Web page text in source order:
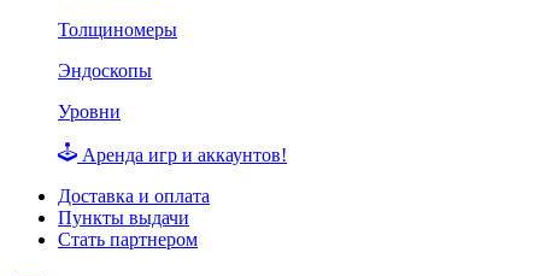
Толщиномеры
Эндоскопы
Уровни
Аренда игр и аккаунтов!
Доставка и оплата
Пункты выдачи
Стать партнером